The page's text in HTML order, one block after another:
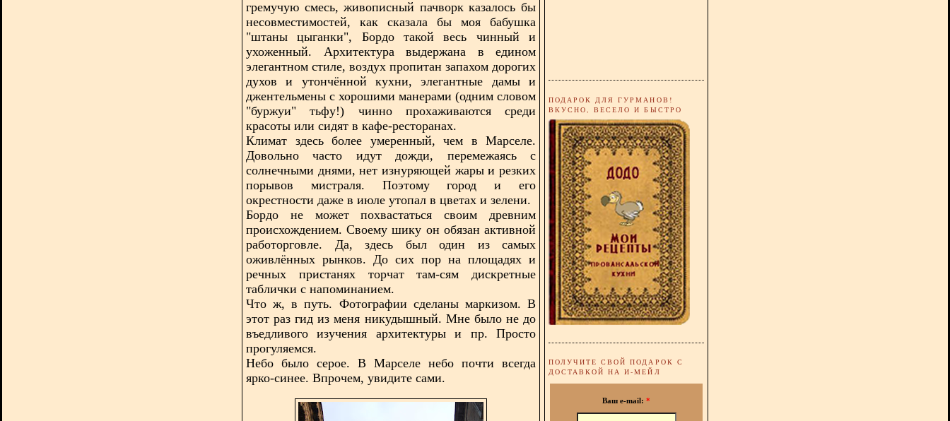
гремучую смесь, живописный пачворк казалось бы
несовместимостей, как сказала бы моя бабушка
"штаны цыганки", Бордо такой весь чинный и
ухоженный. Архитектура выдержана в едином
элегантном стиле, воздух пропитан запахом дорогих
духов и утончённой кухни, элегантные дамы и
джентельмены с хорошими манерами (одним словом
"буржуи" тьфу!) чинно прохаживаются среди
красоты или сидят в кафе-ресторанах.
Климат здесь более умеренный, чем в Марселе.
Довольно часто идут дожди, перемежаясь с
солнечными днями, нет изнуряющей жары и резких
порывов мистраля. Поэтому город и его
окрестности даже в июле утопал в цветах и зелени.
Бордо не может похвастаться своим древним
происхождением. Своему шику он обязан активной
работорговле. Да, здесь был один из самых
оживлённых рынков. До сих пор на площадях и
речных пристанях торчат там-сям дискретные
таблички с напоминанием.
Что ж, в путь. Фотографии сделаны маркизом. В
этот раз гид из меня никудышный. Мне было не до
въедливого изучения архитектуры и пр. Просто
прогуляемся.
Небо было серое. В Марселе небо почти всегда
ярко-синее. Впрочем, увидите сами.
ПОДАРОК ДЛЯ ГУРМАНОВ!
ВКУСНО, ВЕСЕЛО И БЫСТРО
ПОЛУЧИТЕ СВОЙ ПОДАРОК С
ДОСТАВКОЙ НА И-МЕЙЛ
Ваш e-mail: *